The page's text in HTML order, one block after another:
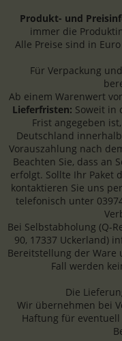
Produkt- und
immer die
Alle Preise sind in
Für Verpackung
Ab einem Warenwert
Lieferfristen: Soweit in
Frist angegeben
Deutschland
Vorauszahlung nach
Beachten Sie, dass an
erfolgt. Sollte Ihr Paket
kontaktieren Sie uns
telefonisch unter
Bei Selbstabholung (Q-
90, 17337 Uckerland)
Bereitstellung der Ware
Fall werden
Die
Wir übernehmen bei
Haftung für